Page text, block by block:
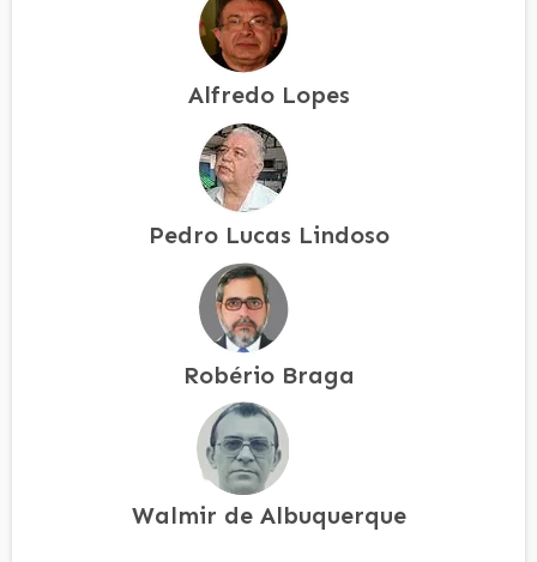
Alfredo Lopes
Pedro Lucas Lindoso
Robério Braga
Walmir de Albuquerque